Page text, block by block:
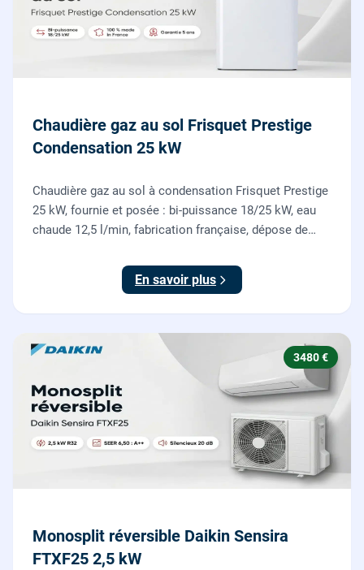
Chaudière gaz au sol Frisquet Prestige
Condensation 25 kW
Chaudière gaz au sol à condensation Frisquet Prestige
25 kW, fournie et posée : bi-puissance 18/25 kW, eau
chaude 12,5 l/min, fabrication française, dépose de
En savoir plus
3480 €
Monosplit réversible Daikin Sensira
FTXF25 2,5 kW